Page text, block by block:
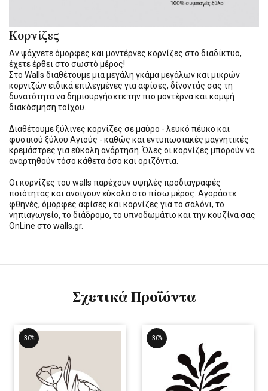
Κορνίζες
Αν ψάχνετε όμορφες και μοντέρνες κορνίζες στο διαδίκτυο,
έχετε έρθει στο σωστό μέρος!
Στο Walls διαθέτουμε μια μεγάλη γκάμα μεγάλων και μικρών
κορνιζών ειδικά επιλεγμένες για αφίσες, δίνοντάς σας τη
δυνατότητα να δημιουργήσετε την πιο μοντέρνα και κομψή
διακόσμηση τοίχου.
Διαθέτουμε ξύλινες κορνίζες σε μαύρο - λευκό πέυκο και
φυσικού ξύλου Αγιούς - καθώς και εντυπωσιακές μαγνητικές
κρεμάστρες για εύκολη ανάρτηση. Όλες οι κορνίζες μπορούν να
αναρτηθούν τόσο κάθετα όσο και οριζόντια.
Οι κορνίζες του walls παρέχουν υψηλές προδιαγραφές
ποιότητας και ανοίγουν εύκολα στο πίσω μέρος. Αγοράστε
φθηνές, όμορφες αφίσες και κορνίζες για το σαλόνι, το
νηπιαγωγείο, το διάδρομο, το υπνοδωμάτιο και την κουζίνα σας
OnLine στο walls.gr.
Σχετικά Προϊόντα
-30% -30%